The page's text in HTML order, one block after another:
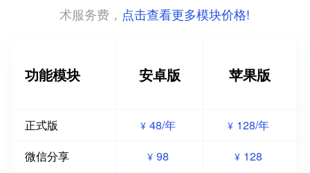
术服务费， 点击查看更多模块价格!
功能模块 安卓版 苹果版
正式版 ¥ 48/年 ¥ 128/年
微信分享
¥ 98 ¥ 128